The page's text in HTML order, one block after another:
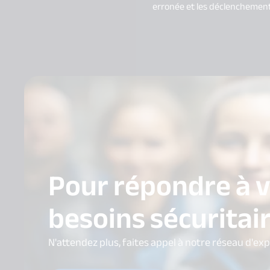
erronée et les
Pour répondre à
besoins
N'attendez plus, faites appel à notre réseau